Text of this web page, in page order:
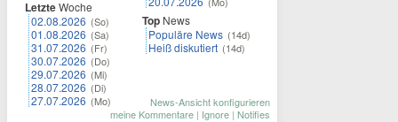
LetzteWoche
02.08.2026 (So)
01.08.2026 (Sa)
31.07.2026 (Fr)
30.07.2026 (Do)
29.07.2026 (Mi)
28.07.2026 (Di)
27.07.2026 (Mo)
Top News
Populäre News (14d)
Heiß diskutiert (14d)
News-Ansicht konfigurieren
meine Kommentare | Ignore | Notifies